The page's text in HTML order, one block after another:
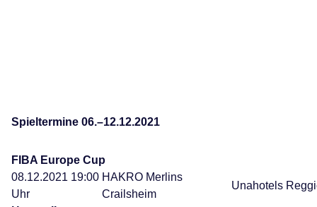
Spieltermine 06.–12.12.2021
FIBA Europe Cup
08.12.2021 19:00
Uhr
HAKRO Merlins
Crailsheim
Unahotels